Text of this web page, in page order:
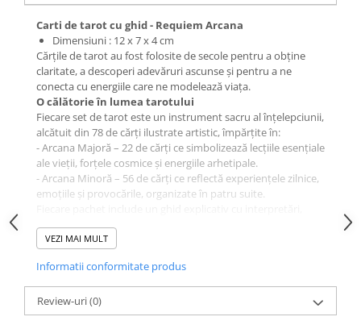
Carti de tarot cu ghid - Requiem Arcana
Dimensiuni : 12 x 7 x 4 cm
Cărțile de tarot au fost folosite de secole pentru a obține
claritate, a descoperi adevăruri ascunse și pentru a ne
conecta cu energiile care ne modelează viața.
O călătorie în lumea tarotului
Fiecare set de tarot este un instrument sacru al înțelepciunii,
alcătuit din 78 de cărți ilustrate artistic, împărțite în:
- Arcana Majoră – 22 de cărți ce simbolizează lecțiile esențiale
ale vieții, forțele cosmice și energiile arhetipale.
- Arcana Minoră – 56 de cărți ce reflectă experiențele zilnice,
emoțiile și provocările, organizate în patru suite.
răspândiri și sfaturi – ideal atât pentru începători, cât și
pentru cititorii experimentați.
uimitor, cu ilustrații detaliate inspirate de schelete și
elemente gotice.
VEZI MAI MULT
Informatii conformitate produs
Review-uri(0)